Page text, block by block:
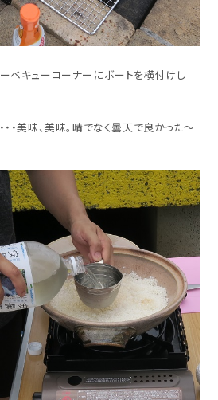
ベキューコーナーにボートを横付けし
・美味、美味。晴でなく曇天で良かった～